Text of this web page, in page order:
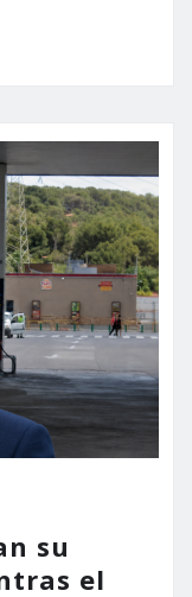
su
el